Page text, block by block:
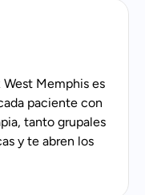
integración
registrada
con más de dos
de la
especializadas,
clínico,
West Memphis es
paciente con
tanto grupales
y te abren los